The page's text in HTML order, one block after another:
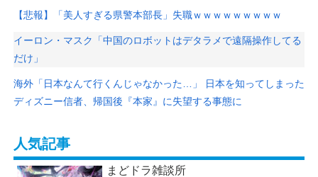
【悲報】「美人すぎる県警本部長」失職ｗｗｗｗｗｗｗｗｗ
イーロン・マスク「中国のロボットはデタラメで遠隔操作してる
だけ」
海外「日本なんて行くんじゃなかった…」 日本を知ってしまった
ディズニー信者、帰国後『本家』に失望する事態に
人気記事
まどドラ雑談所